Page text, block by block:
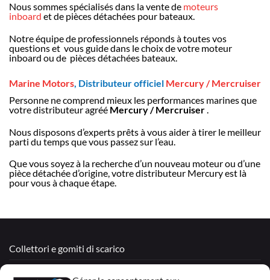
Nous sommes spécialisés dans la vente de moteurs
inboard et de pièces détachées pour bateaux.
Notre équipe de professionnels réponds à toutes vos
questions et vous guide dans le choix de votre moteur
inboard ou de pièces détachées bateaux.
Marine Motors, Distributeur officiel Mercury / Mercruiser
Personne ne comprend mieux les performances marines que
votre distributeur agréé Mercury / Mercruiser.
Nous disposons d’experts prêts à vous aider à tirer le meilleur
parti du temps que vous passez sur l’eau.
Que vous soyez à la recherche d’un nouveau moteur ou d’une
pièce détachée d’origine, votre distributeur Mercury est là
pour vous à chaque étape.
Collettori e gomiti di scarico